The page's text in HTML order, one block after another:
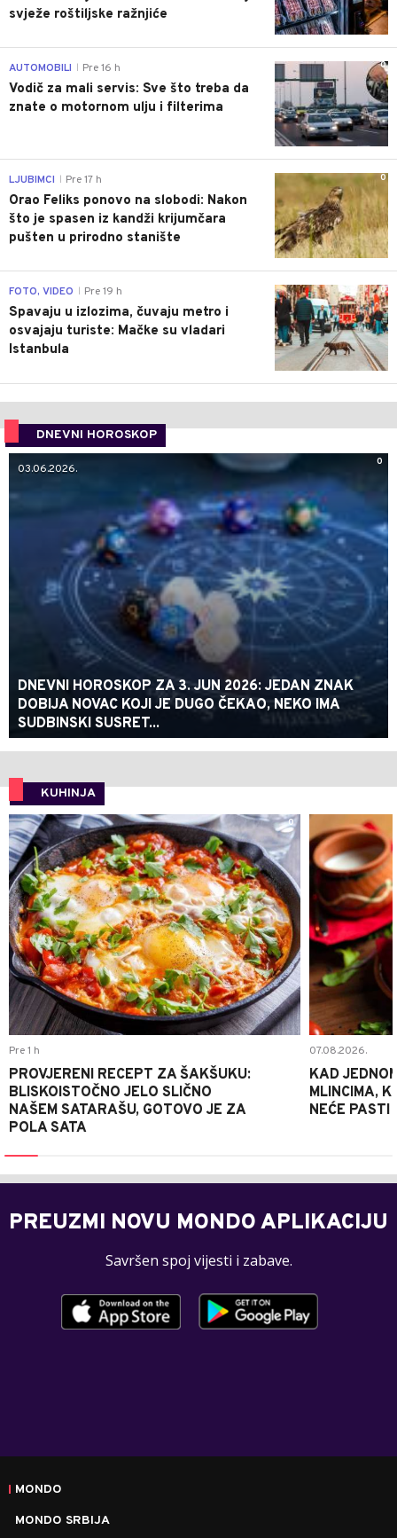
svježe roštiljske ražnjiće
0
AUTOMOBILI Pre 16 h
Vodič za mali servis: Sve što treba da
znate o motornom ulju i filterima
0
LJUBIMCI Pre 17 h
Orao Feliks ponovo na slobodi: Nakon
što je spasen iz kandži krijumčara
pušten u prirodno stanište
0
FOTO, VIDEO Pre 19 h
Spavaju u izlozima, čuvaju metro i
osvajaju turiste: Mačke su vladari
Istanbula
DNEVNI HOROSKOP
0
03.06.2026.
DNEVNI HOROSKOP ZA 3. JUN 2026: JEDAN ZNAK
DOBIJA NOVAC KOJI JE DUGO ČEKAO, NEKO IMA
SUDBINSKI SUSRET...
KUHINJA
0
Pre 1 h
PROVJERENI RECEPT ZA ŠAKŠUKU:
BLISKOISTOČNO JELO SLIČNO
NAŠEM SATARAŠU, GOTOVO JE ZA
POLA SATA
07.08.2026.
KAD
MLINCIMA,
NEĆE PASTI
PREUZMI NOVU MONDO APLIKACIJU
Savršen spoj vijesti i zabave.
MONDO
MONDO SRBIJA